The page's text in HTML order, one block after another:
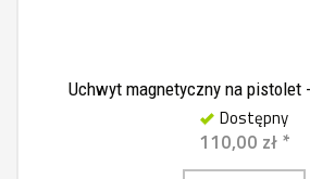
Uchwyt magnetyczny na pistolet
Dostępny
110,00 zł *